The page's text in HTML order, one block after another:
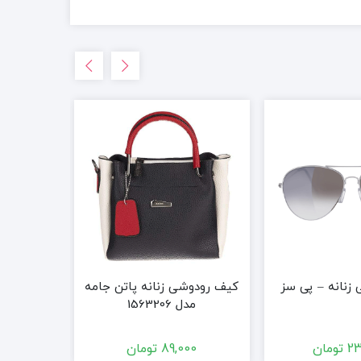
زنانه – پی سز
تومان
کیف رودوشی زنانه پاتن جامه
مدل 1563206
89,000 تومان